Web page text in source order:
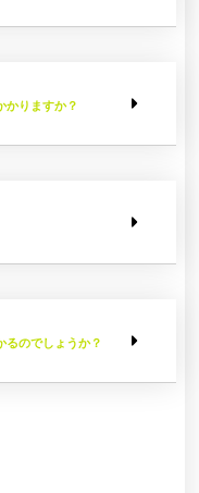
かりますか？
るのでしょうか？